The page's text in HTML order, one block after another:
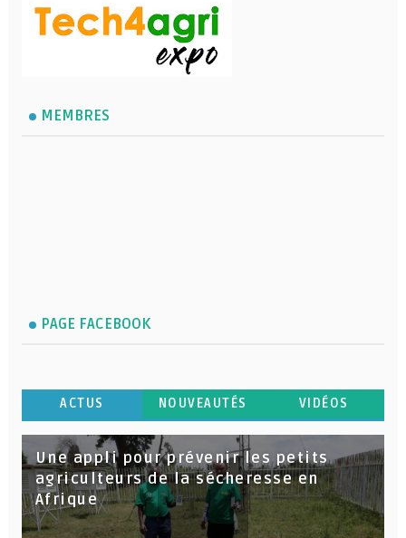
MEMBRES
PAGE FACEBOOK
ACTUS NOUVEAUTÉS VIDÉOS
Une appli pour prévenir les petits
agriculteurs de la sécheresse en
Afrique